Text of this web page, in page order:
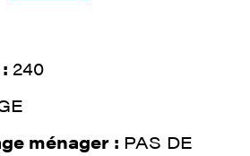
240
ménager : PAS DE